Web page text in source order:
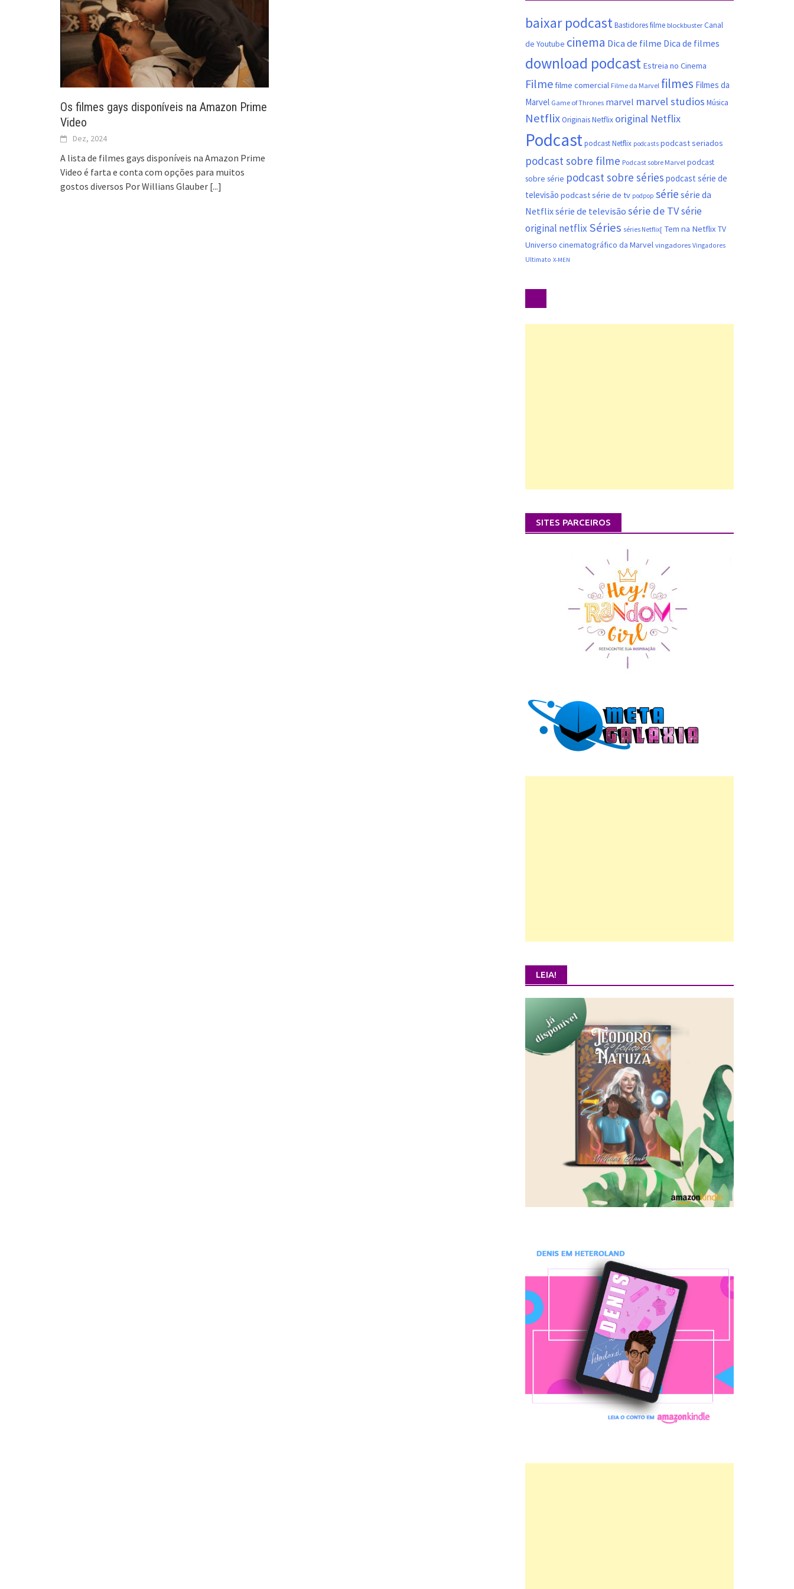
Os filmes gays disponíveis na Amazon Prime
Video
Dez, 2024
A lista de filmes gays disponíveis na Amazon Prime
Video é farta e conta com opções para muitos
gostos diversos Por Willians Glauber [...]
baixar podcastBastidores filme blockbuster Canal
de Youtube cinema Dica de filme Dica de filmes
download podcast Estreia no Cinema
Filmefilme comercial Filme da Marvel filmes Filmes da
Marvel Game of Thrones marvel marvel studios Música
NetflixOriginais Netflix original Netflix
Podcastpodcast Netflix podcasts podcast seriados
podcast sobre filme Podcast sobre Marvel podcast
sobre série podcast sobre séries podcast série de
televisão podcast série de tv podpop série série da
Netflixsérie de televisão série de TVsérie
original netflix Séries séries Netflix[ Tem na Netflix TV
Universo cinematográfico da Marvel vingadores Vingadores
Ultimato X-MEN
SITES PARCEIROS
LEIA!